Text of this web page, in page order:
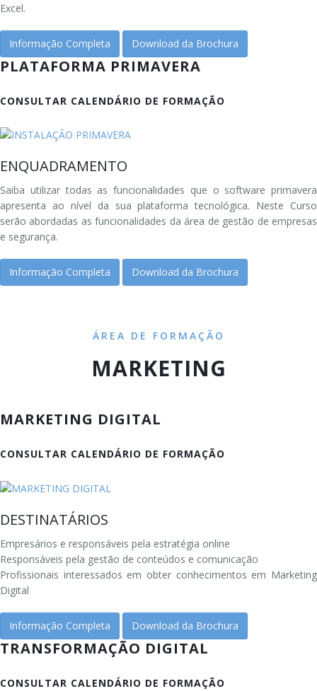
Excel.
Informação Completa Download da Brochura
PLATAFORMA PRIMAVERA
CONSULTAR CALENDÁRIO DE FORMAÇÃO
ENQUADRAMENTO
Saiba utilizar todas as funcionalidades que o software primavera
apresenta ao nível da sua plataforma tecnológica. Neste Curso
serão abordadas as funcionalidades da área de gestão de empresas
e segurança.
Informação Completa Download da Brochura
ÁREA DE FORMAÇÃO
MARKETING
MARKETING DIGITAL
CONSULTAR CALENDÁRIO DE FORMAÇÃO
DESTINATÁRIOS
Empresários e responsáveis pela estratégia online
Responsáveis pela gestão de conteúdos e comunicação
Profissionais interessados em obter conhecimentos em Marketing
Digital
Informação Completa Download da Brochura
TRANSFORMAÇÃO DIGITAL
CONSULTAR CALENDÁRIO DE FORMAÇÃO